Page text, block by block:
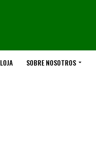
LOJA SOBRE NOSOTROS